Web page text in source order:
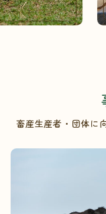
畜産生産者・団体に